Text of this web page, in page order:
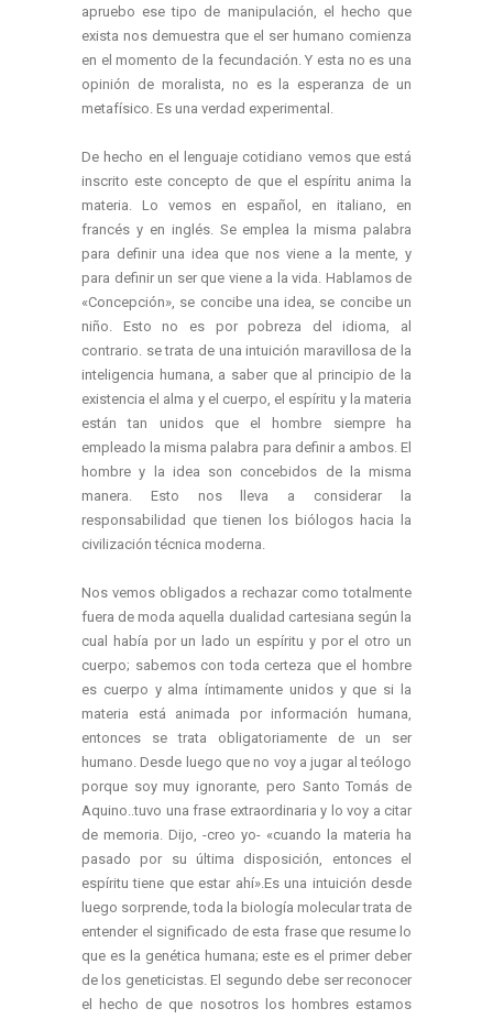
apruebo ese tipo de manipulación, el hecho que
exista nos demuestra que el ser humano comienza
en el momento de la fecundación. Y esta no es una
opinión de moralista, no es la esperanza de un
metafísico. Es una verdad experimental.
De hecho en el lenguaje cotidiano vemos que está
inscrito este concepto de que el espíritu anima la
materia. Lo vemos en español, en italiano, en
francés y en inglés. Se emplea la misma palabra
para definir una idea que nos viene a la mente, y
para definir un ser que viene a la vida. Hablamos de
«Concepción», se concibe una idea, se concibe un
niño. Esto no es por pobreza del idioma, al
contrario. se trata de una intuición maravillosa de la
inteligencia humana, a saber que al principio de la
existencia el alma y el cuerpo, el espíritu y la materia
están tan unidos que el hombre siempre ha
empleado la misma palabra para definir a ambos. El
hombre y la idea son concebidos de la misma
manera. Esto nos lleva a considerar la
responsabilidad que tienen los biólogos hacia la
civilización técnica moderna.
Nos vemos obligados a rechazar como totalmente
fuera de moda aquella dualidad cartesiana según la
cual había por un lado un espíritu y por el otro un
cuerpo; sabemos con toda certeza que el hombre
es cuerpo y alma íntimamente unidos y que si la
materia está animada por información humana,
entonces se trata obligatoriamente de un ser
humano. Desde luego que no voy a jugar al teólogo
porque soy muy ignorante, pero Santo Tomás de
Aquino..tuvo una frase extraordinaria y lo voy a citar
de memoria. Dijo, -creo yo- «cuando la materia ha
pasado por su última disposición, entonces el
espíritu tiene que estar ahí».Es una intuición desde
luego sorprende, toda la biología molecular trata de
entender el significado de esta frase que resume lo
que es la genética humana; este es el primer deber
de los geneticistas. El segundo debe ser reconocer
el hecho de que nosotros los hombres estamos